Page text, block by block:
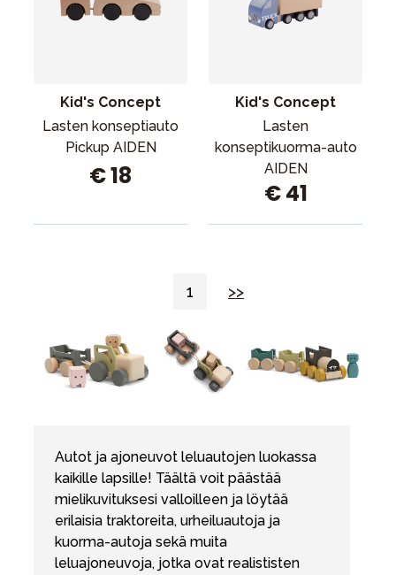
Kid's Concept
Lasten konseptiauto
Pickup AIDEN
€ 18
Kid's Concept
Lasten
konseptikuorma-auto
AIDEN
€ 41
1 >>
Autot ja ajoneuvot leluautojen luokassa
kaikille lapsille! Täältä voit päästää
mielikuvituksesi valloilleen ja löytää
erilaisia traktoreita, urheiluautoja ja
kuorma-autoja sekä muita
leluajoneuvoja, jotka ovat realististen